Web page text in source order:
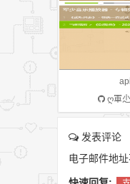
user&player
2、添加分类
称 欢迎语句
量 默认专辑
添加音乐：新
https://
http://
ღ軍
发表评论
电子邮件地址